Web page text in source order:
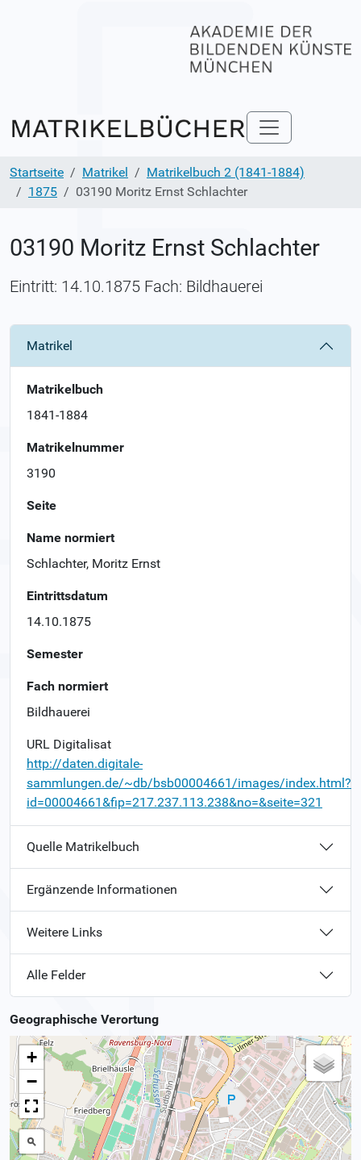
Startseite Matrikel
Matrikelbuch 2 (1841-1884)
1875
03190 Moritz Ernst Schlachter
03190 Moritz Ernst Schlachter
Eintritt: 14.10.1875 Fach: Bildhauerei
Matrikel
Matrikelbuch
1841-1884
Matrikelnummer
3190
Seite
Name normiert
Schlachter, Moritz Ernst
Eintrittsdatum
14.10.1875
Semester
Fach normiert
Bildhauerei
URL Digitalisat
http://daten.digitale-
sammlungen.de/~db/bsb00004661/images/index.html?
id=00004661&fip=217.237.113.238&no=&seite=321
Quelle Matrikelbuch
Ergänzende Informationen
Weitere Links
Alle Felder
Geographische Verortung
+
−